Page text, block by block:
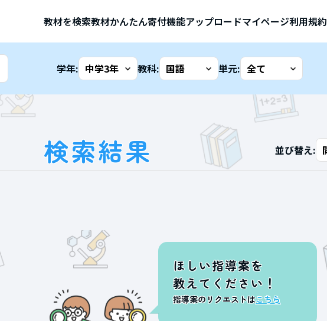
教材を検索教材かんたん寄付機能アップロードマイページ利用規約
学年: 教科: 単元:
検索結果 並び替え:
ほしい指導案を
教えてください！
指導案のリクエストはこちら